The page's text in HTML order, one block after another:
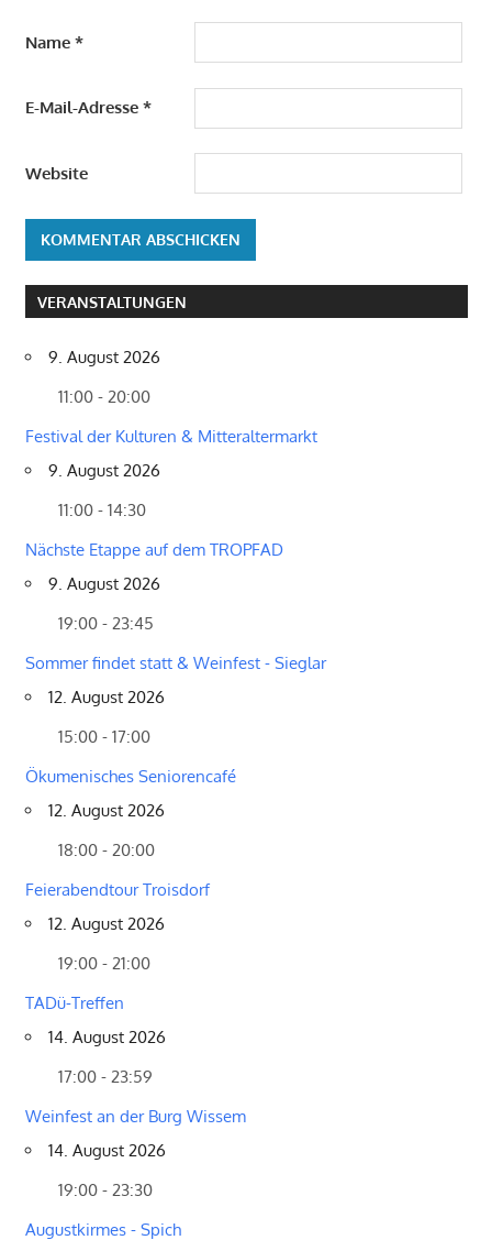
Name *
E-Mail-Adresse *
Website
VERANSTALTUNGEN
9. August 2026
11:00 - 20:00
Festival der Kulturen & Mitteraltermarkt
9. August 2026
11:00 - 14:30
Nächste Etappe auf dem TROPFAD
9. August 2026
19:00 - 23:45
Sommer findet statt & Weinfest - Sieglar
12. August 2026
15:00 - 17:00
Ökumenisches Seniorencafé
12. August 2026
18:00 - 20:00
Feierabendtour Troisdorf
12. August 2026
19:00 - 21:00
TADü-Treffen
14. August 2026
17:00 - 23:59
Weinfest an der Burg Wissem
14. August 2026
19:00 - 23:30
Augustkirmes - Spich